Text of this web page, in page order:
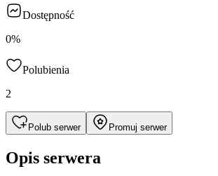
Dostępność
0%
Polubienia
2
Polub serwer Promuj serwer
Opis serwera